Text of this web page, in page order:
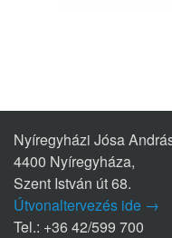
Nyíregyházi Jósa
4400 Nyíregyháza,
Szent István út 68.
Útvonaltervezés ide →
Tel.: +36 42/599 700